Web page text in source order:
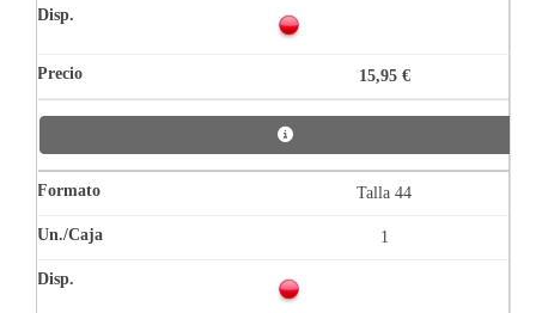
15,95 €
Talla 44
1